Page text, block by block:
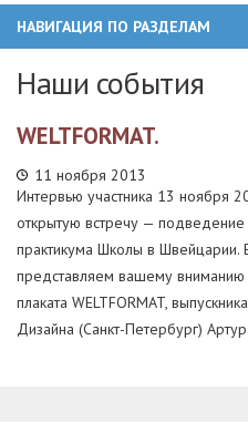
НАВИГАЦИЯ ПО РАЗДЕЛАМ
Наши события
WELTFORMAT.
11 ноября 2013
Интервью участника 13 ноября
открытую встречу —
практикума Школы в Швейцарии.
представляем вашему вниманию
плаката WELTFORMAT,
Дизайна (Санкт-Петербург)